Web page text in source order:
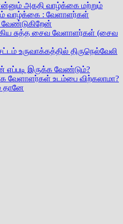
அகதி வாழ்க்கை மற்றும்
வாழ்க்கை : வேளாளர்கள்
வேண்டுகிறேன்
சுத்த சைவ வேளாளர்கள் (சைவ
உருவாக்கத்தில் திருநெல்வேலி
இருக்க வேண்டும்?
வேளாளர்கள் உடம்பை விற்கலாமா?
தானே